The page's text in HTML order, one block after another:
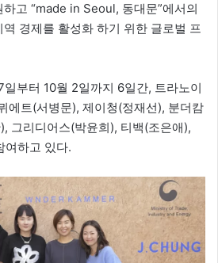
고 “made in Seoul, 동대문”에서의
경제를 활성화 하기 위한 글로벌 프
부터 10월 2일까지 6일간, 트라노이
에트(서병문), 제이청(정재선), 분더캄
그리디어스(박윤희), 티백(조은애),
여하고 있다.